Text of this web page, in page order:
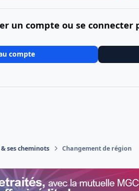
un compte ou se connecter
compte
ses cheminots Changement de région